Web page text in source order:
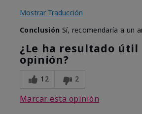
Mostrar Traducción
Conclusión Sí, recomendaría a un
¿Le ha resultado útil
opinión?
12 2
Marcar esta opinión